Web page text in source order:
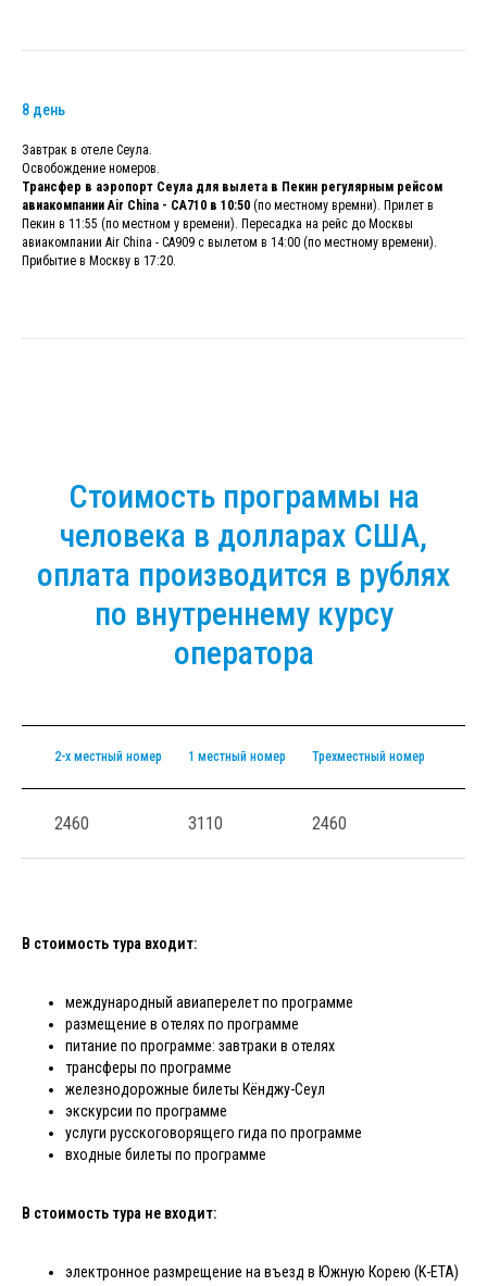
8 день
Завтрак в отеле Сеула.
Освобождение номеров.
Трансфер в аэропорт Сеула для вылета в Пекин регулярным рейсом
авиакомпании Air China - CA710 в 10:50 (по местному времни). Прилет в
Пекин в 11:55 (по местном у времени). Пересадка на рейс до Москвы
авиакомпании Air China - CA909 с вылетом в 14:00 (по местному времени).
Прибытие в Москву в 17:20.
Стоимость программы на
человека в долларах США,
оплата производится в рублях
по внутреннему курсу
оператора
2-х местный номер 1 местный номер Трехместный номер
2460 3110 2460
В стоимость тура входит:
международный авиаперелет по программе
размещение в отелях по программе
питание по программе: завтраки в отелях
трансферы по программе
железнодорожные билеты Кёнджу-Сеул
экскурсии по программе
услуги русскоговорящего гида по программе
входные билеты по программе
В стоимость тура не входит:
электронное размрещение на въезд в Южную Корею (K-ETA)